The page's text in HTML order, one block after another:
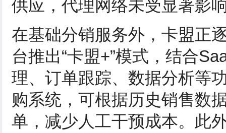
供应，代理网络未受显著影
在基础分销服务外，卡盟正
台推出“卡盟+”模式，结合
理、订单跟踪、数据分析等
购系统，可根据历史销售数
单，减少人工干预成本。此